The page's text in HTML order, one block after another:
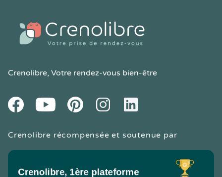
Crenolibre, Votre rendez-vous bien-être
FacebookYoutube PinteresetInstagramLinkedIn
Crenolibre récompensée et soutenue par